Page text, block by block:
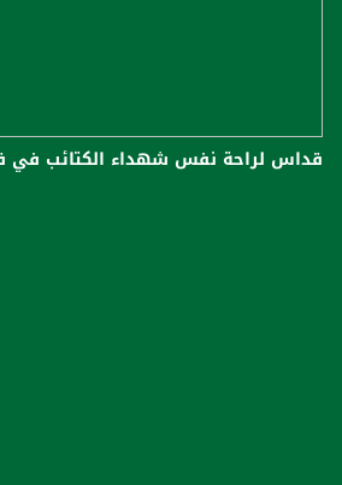
قداس لراحة نفس شهداء الكتائب في